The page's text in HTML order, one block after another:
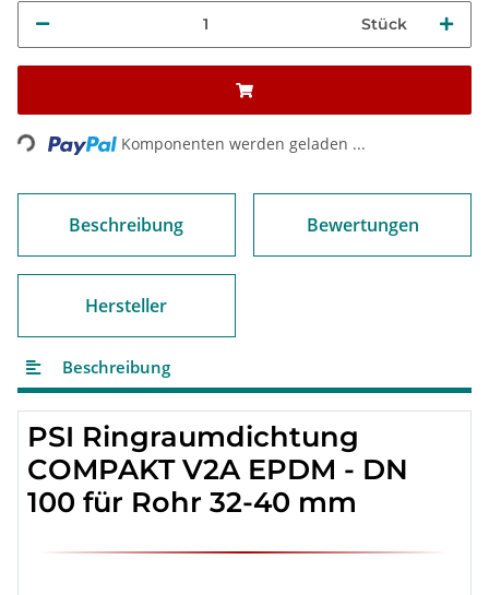
Stück
Loading... Komponenten werden geladen ...
Beschreibung Bewertungen
Hersteller
Beschreibung
PSI Ringraumdichtung
COMPAKT V2A EPDM - DN
100 für Rohr 32-40 mm